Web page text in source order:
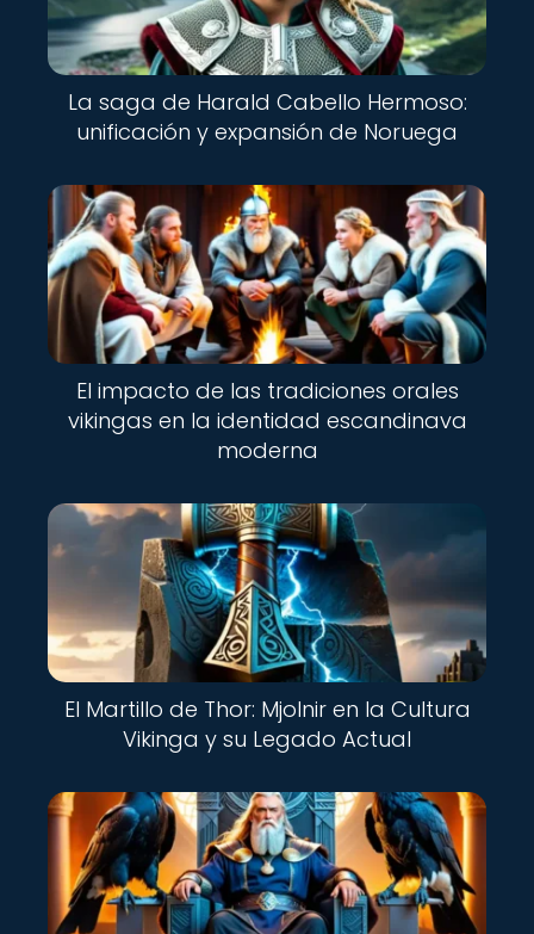
La saga de Harald Cabello Hermoso:
unificación y expansión de Noruega
El impacto de las tradiciones orales
vikingas en la identidad escandinava
moderna
El Martillo de Thor: Mjolnir en la Cultura
Vikinga y su Legado Actual